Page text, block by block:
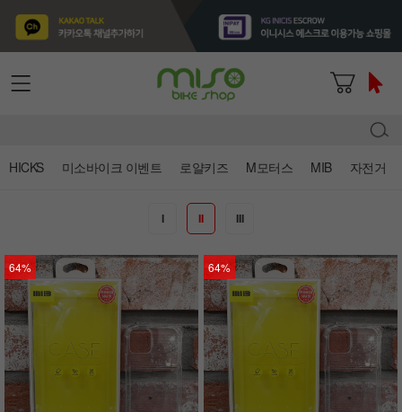
HICKS 미소바이크 이벤트 로얄키즈 M모터스 MIB 자전거
I II III
64% 64%